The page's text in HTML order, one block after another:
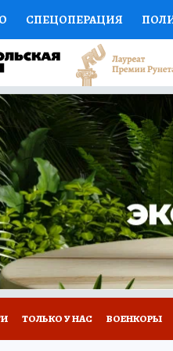
СПЕЦОПЕРАЦИЯ
НАУКА СПЕЦПРОЕКТЫ
ПРОЕКТЫ РОССИИ
ПУТЕВОДИТЕЛЬ
ПРЕСС-ЦЕНТР
НОВОЕ НА САЙТЕ
ТОЛЬКО У НАС ВОЕНКОРЫ